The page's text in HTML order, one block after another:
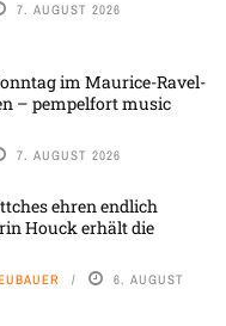
7. AUGUST 2026
im Maurice-Ravel-
– pempelfort music
7. AUGUST 2026
ehren endlich
Houck erhält die
6. AUGUST